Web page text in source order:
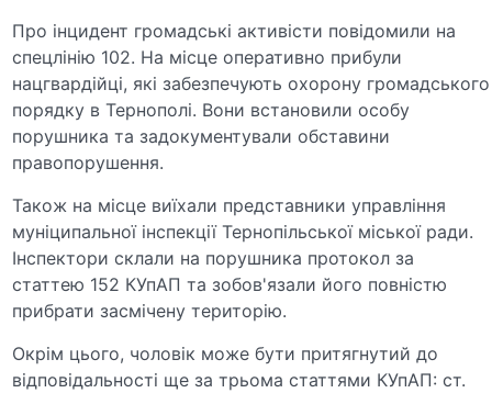
Про інцидент громадські активісти повідомили на
спецлінію 102. На місце оперативно прибули
нацгвардійці, які забезпечують охорону громадського
порядку в Тернополі. Вони встановили особу
порушника та задокументували обставини
правопорушення.
Також на місце виїхали представники управління
муніципальної інспекції Тернопільської міської ради.
Інспектори склали на порушника протокол за
статтею 152 КУпАП та зобов'язали його повністю
прибрати засмічену територію.
Окрім цього, чоловік може бути притягнутий до
відповідальності ще за трьома статтями КУпАП: ст.